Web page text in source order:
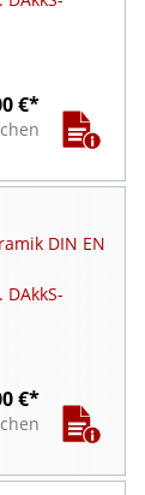
€*
DIN EN
€*